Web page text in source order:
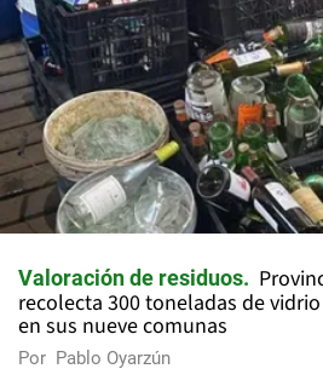
Valoración de residuos
recolecta 300 toneladas de
en sus nueve comunas
Por Pablo Oyarzún